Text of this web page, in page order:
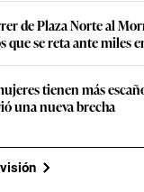
de Plaza Norte al
que se reta ante miles
tienen más
una nueva brecha